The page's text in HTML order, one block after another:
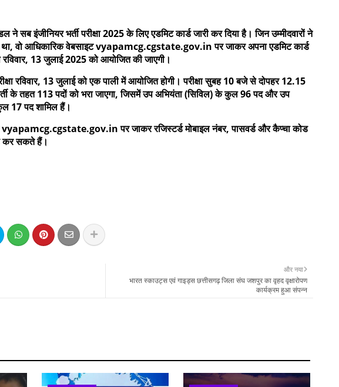
ने सब इंजीनियर भर्ती परीक्षा 2025 के लिए एडमिट कार्ड जारी कर दिया है। जिन उम्मीदवारों ने
था, वो आधिकारिक वेबसाइट vyapamcg.cgstate.gov.in पर जाकर अपना एडमिट कार्ड
13 जुलाई 2025 को आयोजित की जाएगी।
रविवार, 13 जुलाई को एक पाली में आयोजित होगी। परीक्षा सुबह 10 बजे से दोपहर 12.15
के तहत 113 पदों को भरा जाएगा, जिसमें उप अभियंता (सिविल) के कुल 96 पद और उप
17 पद शामिल हैं।
vyapamcg.cgstate.gov.in पर जाकर रजिस्टर्ड मोबाइल नंबर, पासवर्ड और कैप्चा कोड
कर सकते हैं।
और नया
भारत स्काउट्स एवं गाइड्स छत्तीसगढ़ जिला संघ जशपुर का वृहद वृक्षारोपण
कार्यक्रम हुआ संपन्न